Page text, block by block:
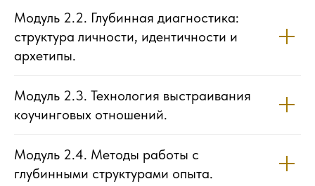
Модуль 2.2. Глубинная диагностика:
структура личности, идентичности и
архетипы.
Модуль 2.3. Технология выстраивания
коучинговых отношений.
Модуль 2.4. Методы работы с
глубинными структурами опыта.